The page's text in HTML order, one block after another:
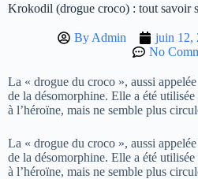
Krokodil (drogue croco) : tout savoir
ByAdmin juin 12,
No
La « drogue du croco », aussi
de la désomorphine. Elle a été
à l’héroïne, mais ne semble plus
La « drogue du croco », aussi
de la désomorphine. Elle a été
à l’héroïne, mais ne semble plus